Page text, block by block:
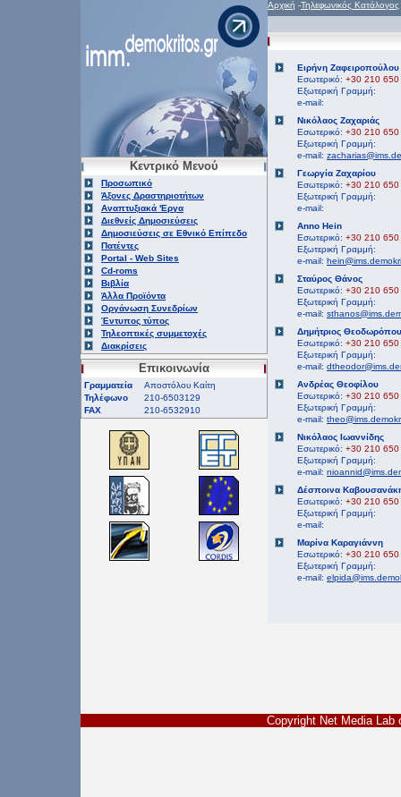
Κεντρικό Μενού
Προσωπικό
Άξονες Δραστηριοτήτων
Αναπτυξιακά 'Εργα
Διεθνείς Δημοσιεύσεις
Δημοσιεύσεις σε Εθνικό Επίπεδο
Πατέντες
Portal - Web Sites
Cd-roms
Βιβλία
Άλλα Προϊόντα
Οργάνωση Συνεδρίων
Έντυπος τύπος
Τηλεοπτικές συμμετοχές
Διακρίσεις
Επικοινωνία
Γραμματεία
Αποστόλου Καίτη
Τηλέφωνο
210-6503129
FAX
210-6532910
Αρχική -Τηλεφωνικός Κατάλογος
Ειρήνη Ζαφειροπούλου
Εσωτερικό: +30 210 650
Εξωτερική Γραμμή:
e-mail:
Νικόλαος Ζαχαριάς
Εσωτερικό: +30 210 650
Εξωτερική Γραμμή:
e-mail:
Γεωργία Ζαχαρίου
Εσωτερικό: +30 210 650
Εξωτερική Γραμμή:
e-mail:
Anno Ηein
Εσωτερικό: +30 210 650
Εξωτερική Γραμμή:
e-mail:
Σταύρος Θάνος
Εσωτερικό: +30 210 650
Εξωτερική Γραμμή:
e-mail:
Δημήτριος
Εσωτερικό: +30 210 650
Εξωτερική Γραμμή:
e-mail:
Ανδρέας Θεοφίλου
Εσωτερικό: +30 210 650
Εξωτερική Γραμμή:
e-mail:
Νικόλαος Ιωαννίδης
Εσωτερικό: +30 210 650
Εξωτερική Γραμμή:
e-mail:
Δέσποινα
Εσωτερικό: +30 210 650
Εξωτερική Γραμμή:
e-mail:
Μαρίνα Καραγιάννη
Εσωτερικό: +30 210 650
Εξωτερική Γραμμή:
e-mail:
Copyright Net Media Lab